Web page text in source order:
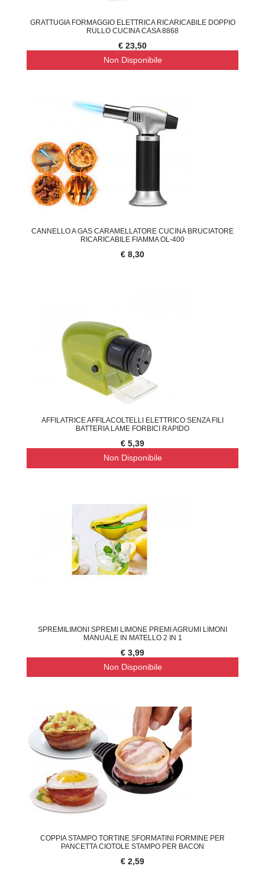
GRATTUGIA FORMAGGIO ELETTRICA RICARICABILE DOPPIO
RULLO CUCINA CASA 8868
€ 23,50
Non Disponibile
CANNELLO A GAS CARAMELLATORE CUCINA BRUCIATORE
RICARICABILE FIAMMA OL-400
€ 8,30
AFFILATRICE AFFILACOLTELLI ELETTRICO SENZA FILI
BATTERIA LAME FORBICI RAPIDO
€ 5,39
Non Disponibile
SPREMILIMONI SPREMI LIMONE PREMI AGRUMI LIMONI
MANUALE IN MATELLO 2 IN 1
€ 3,99
Non Disponibile
COPPIA STAMPO TORTINE SFORMATINI FORMINE PER
PANCETTA CIOTOLE STAMPO PER BACON
€ 2,59